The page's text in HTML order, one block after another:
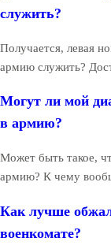
служить?
Получается, левая
армию служить?
Могут ли мой
в армию?
Может быть такое,
армию? К чему
Как лучше
военкомате?